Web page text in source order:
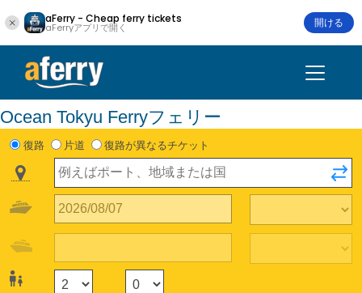
aFerry - Cheap ferry tickets
aFerryアプリで開く 開ける
Ocean Tokyu Ferryフェリー
復路 片道 復路が異なるチケット